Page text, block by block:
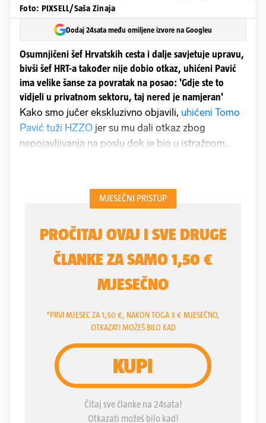
Foto: PIXSELL/Saša Zinaja
Dodaj 24sata među omiljene izvore na Googleu
Osumnjičeni šef Hrvatskih cesta i dalje savjetuje upravu,
bivši šef HRT-a također nije dobio otkaz, uhićeni Pavić
ima velike šanse za povratak na posao: 'Gdje ste to
vidjeli u privatnom sektoru, taj nered je namjeran'
Kako smo jučer ekskluzivno objavili, uhićeni Tomo
Pavić tuži HZZO jer su mu dali otkaz zbog
nepojavljivanja na poslu dok je bio u istražnom
posrednika između obitelji Petrač i bivšeg HDZ-
ova ministra zdravstva Vilija Beroša.